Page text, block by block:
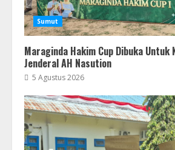
Sumut
Maraginda Hakim Cup Dibuka Untuk
Jenderal AH Nasution
5 Agustus 2026